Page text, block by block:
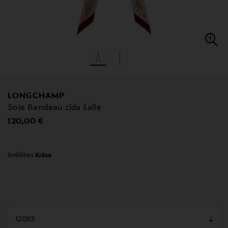
LONGCHAMP
Soie Bandeau zīda šalle
Original Price
120,00 €
Izvēlēties Krāsa